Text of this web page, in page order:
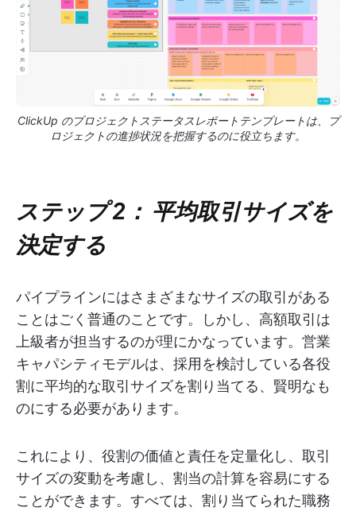
ClickUp のプロジェクトステータスレポートテンプレートは、プ
ロジェクトの進捗状況を把握するのに役立ちます。
ステップ 2： 平均取引サイズを
決定する
パイプラインにはさまざまなサイズの取引がある
ことはごく普通のことです。しかし、高額取引は
上級者が担当するのが理にかなっています。営業
キャパシティモデルは、採用を検討している各役
割に平均的な取引サイズを割り当てる、賢明なも
のにする必要があります。
これにより、役割の価値と責任を定量化し、取引
サイズの変動を考慮し、割当の計算を容易にする
ことができます。すべては、割り当てられた職務